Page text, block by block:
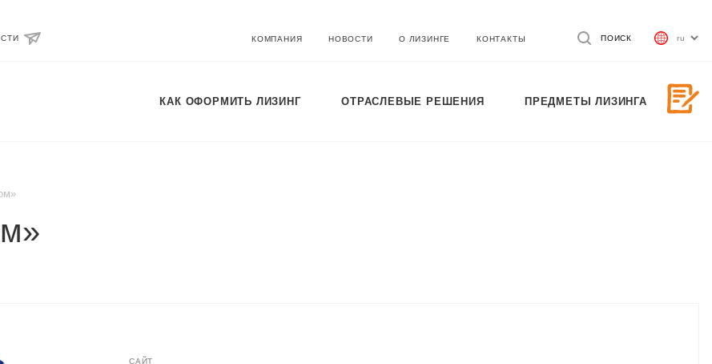
ПОИСК
КОМПАНИЯ НОВОСТИ О ЛИЗИНГЕ КОНТАКТЫ
КАК ОФОРМИТЬ ЛИЗИНГ ОТРАСЛЕВЫЕ РЕШЕНИЯ ПРЕДМЕТЫ ЛИЗИНГА
САЙТ